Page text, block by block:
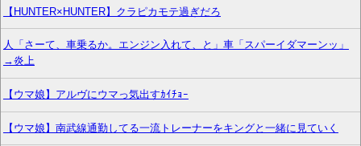
【HUNTER×HUNTER】クラピカモテ過ぎだろ
人「さーて、車乗るか。エンジン入れて、と」車「スパーイダマーンッ」
→炎上
【ウマ娘】アルヴにウマっ気出すｶｲﾁｮｰ
【ウマ娘】南武線通勤してる一流トレーナーをキングと一緒に見ていく